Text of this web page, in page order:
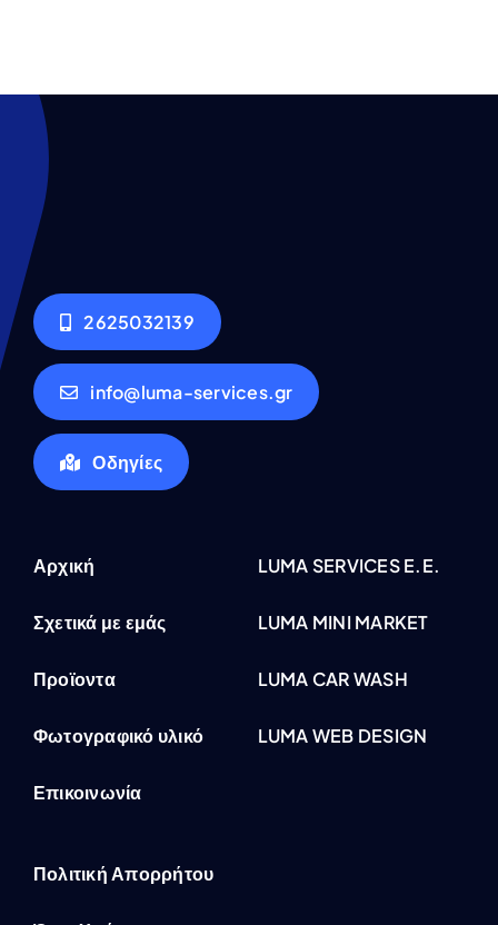
2625032139
info@luma-services.gr
Οδηγίες
Αρχική
Σχετικά με εμάς
Προϊοντα
Φωτογραφικό υλικό
Επικοινωνία
LUMA SERVICES E.E.
LUMA MINI MARKET
LUMA CAR WASH
LUMA WEB DESIGN
Πολιτική Απορρήτου